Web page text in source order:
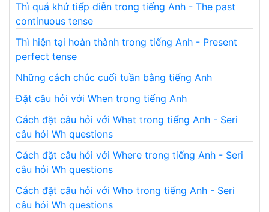
Thì quá khứ tiếp diễn trong tiếng Anh - The past
continuous tense
Thì hiện tại hoàn thành trong tiếng Anh - Present
perfect tense
Những cách chúc cuối tuần bằng tiếng Anh
Đặt câu hỏi với When trong tiếng Anh
Cách đặt câu hỏi với What trong tiếng Anh - Seri
câu hỏi Wh questions
Cách đặt câu hỏi với Where trong tiếng Anh - Seri
câu hỏi Wh questions
Cách đặt câu hỏi với Who trong tiếng Anh - Seri
câu hỏi Wh questions